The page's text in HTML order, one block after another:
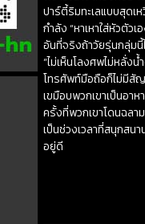
ปาร์ตี้ริมทะเลแบบสุดเ
กำลัง “หาเหาใส่หัวตัว
อันที่จริงถ้าวัยรุ่นกลุ่มนี้
“ไม่เห็นโลงศพไม่หลั่ง
โทรศัพท์มือถือก็ไม่มีสั
เขมือบพวกเขาเป็นอา
ครั้งที่พวกเขาโดนฉลา
เป็นช่วงเวลาที่สนุกสน
อยู่ดี